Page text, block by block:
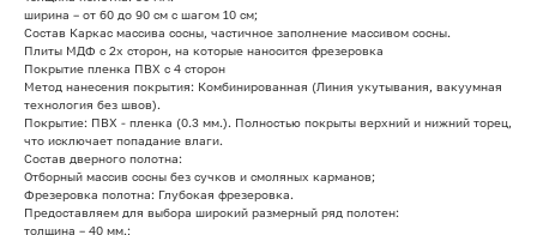
ширина – от 60 до 90 см с шагом 10 см;
Состав Каркас массива сосны, частичное заполнение массивом сосны.
Плиты МДФ с 2х сторон, на которые наносится фрезеровка
Покрытие пленка ПВХ с 4 сторон
Метод нанесения покрытия: Комбинированная (Линия укутывания, вакуумная
технология без швов).
Покрытие: ПВХ - пленка (0.3 мм.). Полностью покрыты верхний и нижний торец,
что исключает попадание влаги.
Состав дверного полотна:
Отборный массив сосны без сучков и смоляных карманов;
Фрезеровка полотна: Глубокая фрезеровка.
Предоставляем для выбора широкий размерный ряд полотен:
толщина – 40 мм.;